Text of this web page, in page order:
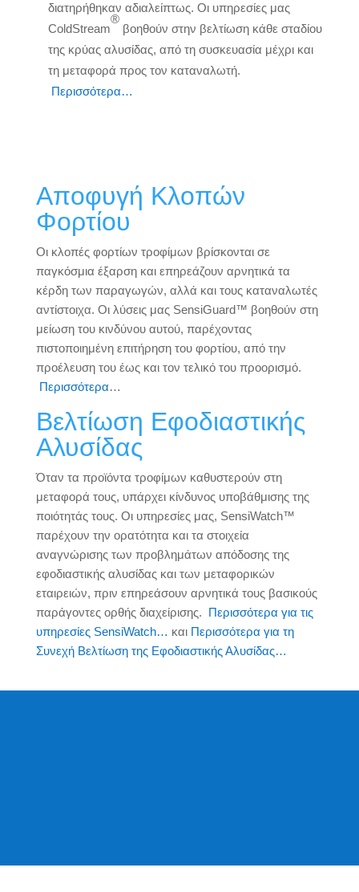
διατηρήθηκαν αδιαλείπτως. Οι υπηρεσίες μας
ColdStream
®
βοηθούν στην βελτίωση κάθε σταδίου
της κρύας αλυσίδας, από τη συσκευασία μέχρι και
τη μεταφορά προς τον καταναλωτή.
Περισσότερα…
Αποφυγή Κλοπών
Φορτίου
Οι κλοπές φορτίων τροφίμων βρίσκονται σε
παγκόσμια έξαρση και επηρεάζουν αρνητικά τα
κέρδη των παραγωγών, αλλά και τους καταναλωτές
αντίστοιχα. Οι λύσεις μας SensiGuard™ βοηθούν στη
μείωση του κινδύνου αυτού, παρέχοντας
πιστοποιημένη επιτήρηση του φορτίου, από την
προέλευση του έως και τον τελικό του προορισμό.
Περισσότερα…
Βελτίωση Εφοδιαστικής
Αλυσίδας
Όταν τα προϊόντα τροφίμων καθυστερούν στη
μεταφορά τους, υπάρχει κίνδυνος υποβάθμισης της
ποιότητάς τους. Οι υπηρεσίες μας, SensiWatch™
παρέχουν την ορατότητα και τα στοιχεία
αναγνώρισης των προβλημάτων απόδοσης της
εφοδιαστικής αλυσίδας και των μεταφορικών
εταιρειών, πριν επηρεάσουν αρνητικά τους βασικούς
παράγοντες ορθής διαχείρισης. Περισσότερα για τις
υπηρεσίες SensiWatch… και Περισσότερα για τη
Συνεχή Βελτίωση της Εφοδιαστικής Αλυσίδας…